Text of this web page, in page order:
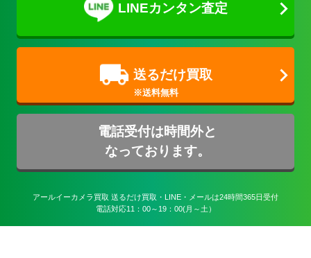
LINEカンタン査定
送るだけ買取
電話受付は時間外と
なっております。
アールイーカメラ買取 送るだけ買取・LINE・メールは24時間365日受付
電話対応11：00～19：00(月～土）